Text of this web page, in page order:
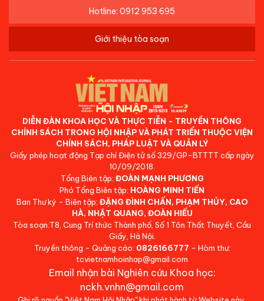
Hotline: 0912 953 695
Giới thiệu tòa soạn
DIỄN ĐÀN KHOA HỌC VÀ THỰC TIỄN - TRUYỀN THÔNG
CHÍNH SÁCH TRONG HỘI NHẬP VÀ PHÁT TRIỂN THUỘC VIỆN
CHÍNH SÁCH, PHÁP LUẬT VÀ QUẢN LÝ
Giấy phép hoạt động Tạp chí Điện tử số 329/GP-BTTTT cấp ngày
10/09/2018.
Tổng Biên tập: ĐOÀN MẠNH PHƯƠNG
Phó Tổng Biên tập: HOÀNG MINH TIẾN
Ban Thư ký - Biên tập: ĐẶNG ĐÌNH CHẤN, PHẠM THỦY, CAO
HÀ, NHẬT QUANG, ĐOÀN HIẾU
Tòa soạn:T8, Cung Trí thức Thành phố, Số 1 Tôn Thất Thuyết, Cầu
Giấy, Hà Nội.
Truyền thông - Quảng cáo: 0826166777 - Hòm thư:
tcvietnamhoinhap@gmail.com
Email nhận bài Nghiên cứu Khoa học:
nckh.vnhn@gmail.com